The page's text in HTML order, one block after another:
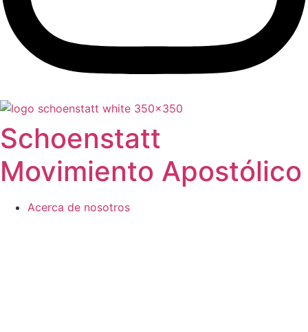
Schoenstatt
Movimiento Apostólico
Acerca de nosotros